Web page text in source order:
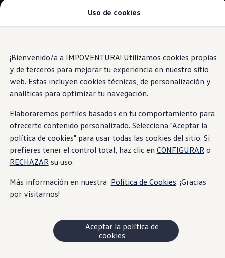
contenido
principal
a pie
de
Modelos y Concesionarios
Contáctenos
Marca y Experiencia
Volkswagen Ecuador
Noticias de Volkswagen Ecuador | Newsroom
Máxima seguridad Latin NCAP en Ecuador |
Manuales de Usuario
Servicios
Piezas originales
Asistencia Vial
Campaña de Recall Airbags Takata
Cliente Fantasma
Mantenimientos Volkswagen
Volkswagen 4Business
Information
Volante multifunción
Uso de cookies
¡Bienvenido/a a IMPOVENTURA! Utilizamos cookies propias
y de terceros para mejorar tu experiencia en nuestro sitio
web. Estas incluyen cookies técnicas, de personalización y
analíticas para optimizar tu navegación.
Elaboraremos perfiles basados en tu comportamiento para
ofrecerte contenido personalizado. Selecciona "Aceptar la
política de cookies" para usar todas las cookies del sitio. Si
prefieres tener el control total, haz clic en CONFIGURARo
RECHAZARsu uso.
Más información en nuestra Política de Cookies. ¡Gracias
por visitarnos!
Aceptar la política de
cookies